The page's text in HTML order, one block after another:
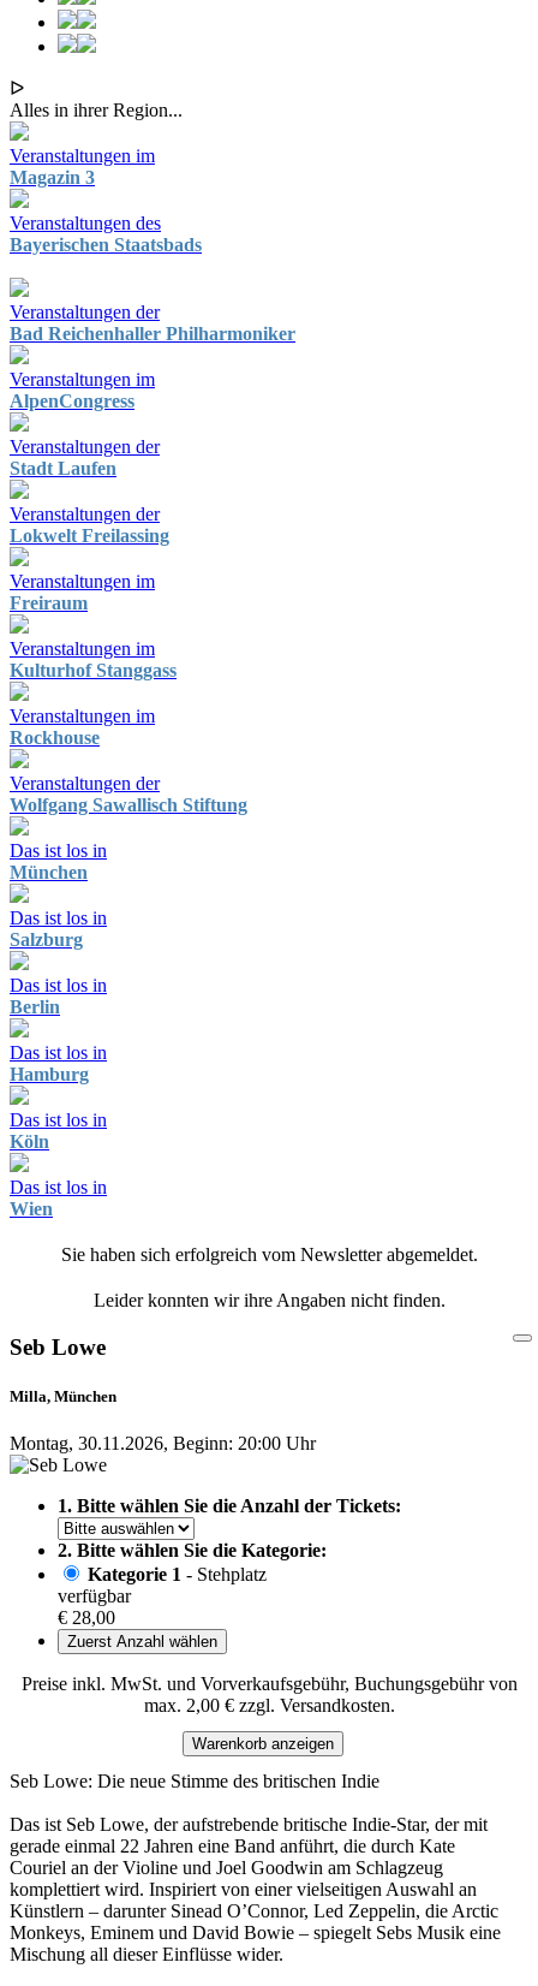
ᐅ
Alles in ihrer Region...
Veranstaltungen im
Magazin 3
Veranstaltungen des
Bayerischen Staatsbads
Veranstaltungen der
Bad Reichenhaller Philharmoniker
Veranstaltungen im
AlpenCongress
Veranstaltungen der
Stadt Laufen
Veranstaltungen der
Lokwelt Freilassing
Veranstaltungen im
Freiraum
Veranstaltungen im
Kulturhof Stanggass
Veranstaltungen im
Rockhouse
Veranstaltungen der
Wolfgang Sawallisch Stiftung
Das ist los in
München
Das ist los in
Salzburg
Das ist los in
Berlin
Das ist los in
Hamburg
Das ist los in
Köln
Das ist los in
Wien
Sie haben sich erfolgreich vom Newsletter abgemeldet.
Leider konnten wir ihre Angaben nicht finden.
Seb Lowe
Milla, München
Montag, 30.11.2026, Beginn: 20:00 Uhr
1. Bitte wählen Sie die Anzahl der Tickets:
2. Bitte wählen Sie die Kategorie:
Kategorie 1 - Stehplatz
verfügbar
€ 28,00
Zuerst Anzahl wählen
Preise inkl. MwSt. und Vorverkaufsgebühr, Buchungsgebühr von
max. 2,00 € zzgl. Versandkosten.
Warenkorb anzeigen
Seb Lowe: Die neue Stimme des britischen Indie
Das ist Seb Lowe, der aufstrebende britische Indie-Star, der mit
gerade einmal 22 Jahren eine Band anführt, die durch Kate
Couriel an der Violine und Joel Goodwin am Schlagzeug
komplettiert wird. Inspiriert von einer vielseitigen Auswahl an
Künstlern – darunter Sinead O’Connor, Led Zeppelin, die Arctic
Monkeys, Eminem und David Bowie – spiegelt Sebs Musik eine
Mischung all dieser Einflüsse wider.